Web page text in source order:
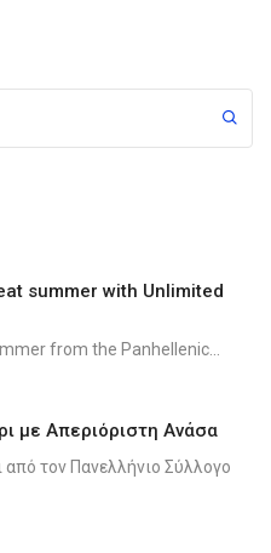
summer with Unlimited
from the Panhellenic...
με Απεριόριστη Ανάσα
από τον Πανελλήνιο Σύλλογο